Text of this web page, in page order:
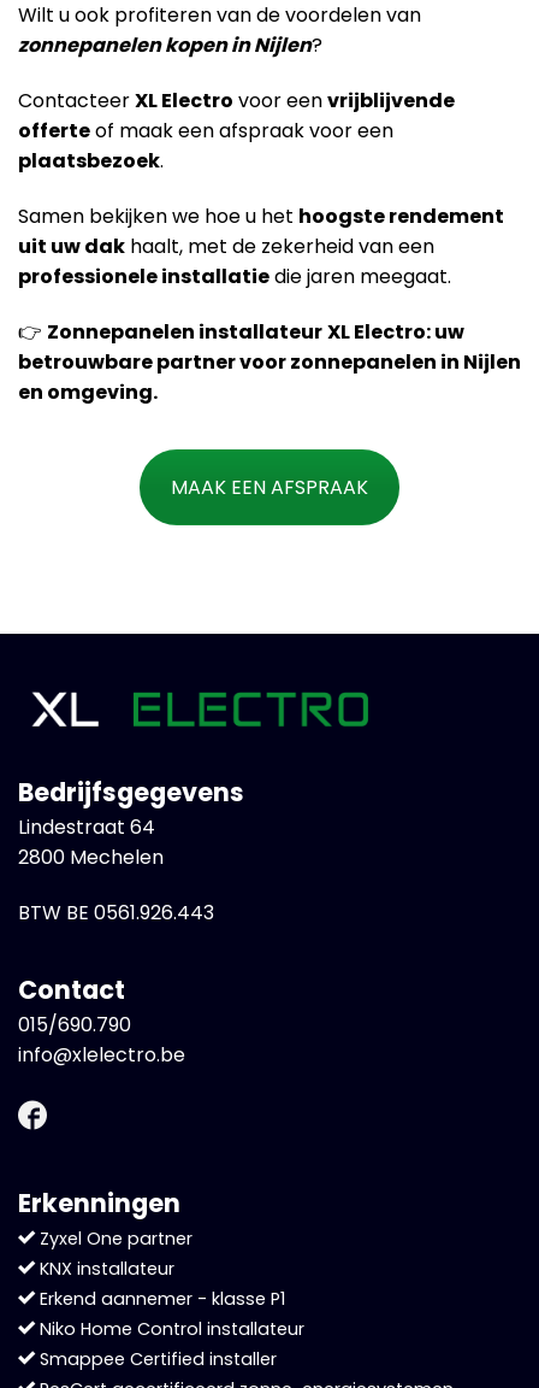
Wilt u ook profiteren van de voordelen van
zonnepanelen kopen in Nijlen?
ContacteerXL Electro voor eenvrijblijvende
offerteof maak een afspraak voor een
plaatsbezoek.
Samen bekijken we hoe u het hoogste rendement
uit uw dak haalt, met de zekerheid van een
professionele installatiedie jaren meegaat.
👉 Zonnepanelen installateurXL Electro: uw
betrouwbare partner voor zonnepanelen in Nijlen
en omgeving.
MAAK EEN AFSPRAAK
Bedrijfsgegevens
Lindestraat 64
2800 Mechelen
BTW BE 0561.926.443
Contact
015/690.790
info@xlelectro.be
Erkenningen
Zyxel One partner
KNX installateur
Erkend aannemer - klasse P1
Niko Home Control installateur
Smappee Certified installer